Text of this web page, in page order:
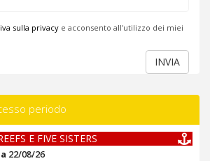
sulla privacy e acconsento all'utilizzo dei miei
INVIA
periodo
E FIVE SISTERS
22/08/26